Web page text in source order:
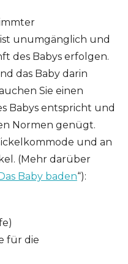
unumgänglich und
des Babys erfolgen.
das Baby darin
Sie einen
Babys entspricht und
Normen genügt.
und an
(Mehr darüber
Baby baden“):
für die